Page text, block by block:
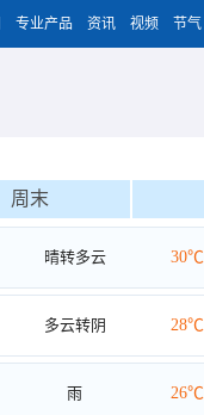
专业产品 资讯 视频 节气
周末
晴转多云 30℃
多云转阴 28℃
雨 26℃